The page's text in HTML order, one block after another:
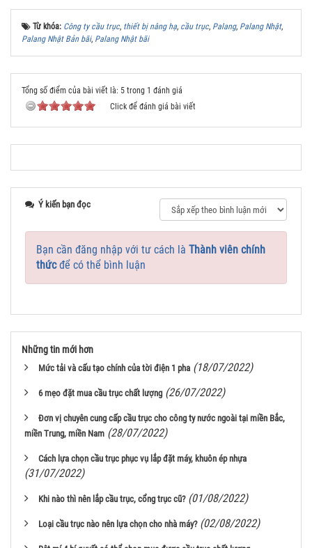
Từ khóa: Công ty cầu trục, thiết bị nâng hạ, cầu trục, Palang, Palang Nhật,
Palang Nhật Bản bãi, Palang Nhật bãi
Tổng số điểm của bài viết là: 5 trong 1 đánh giá
Click để đánh giá bài viết
Ý kiến bạn đọc
Bạn cần đăng nhập với tư cách là Thành viên chính
thứcđể có thể bình luận
Những tin mới hơn
Mức tải và cấu tạo chính của tời điện 1 pha (18/07/2022)
6 mẹo đặt mua cầu trục chất lượng (26/07/2022)
Đơn vị chuyên cung cấp cầu trục cho công ty nước ngoài tại miền Bắc,
miền Trung, miền Nam (28/07/2022)
Cách lựa chọn cầu trục phục vụ lắp đặt máy, khuôn ép nhựa
(31/07/2022)
Khi nào thì nên lắp cầu trục, cổng trục cũ? (01/08/2022)
Loại cầu trục nào nên lựa chọn cho nhà máy? (02/08/2022)